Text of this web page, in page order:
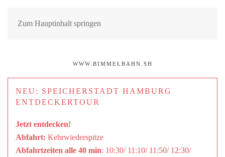
Zum Hauptinhalt springen
WWW.BIMMELBAHN.SH
NEU: SPEICHERSTADT HAMBURG
ENTDECKERTOUR
Jetzt entdecken!
Abfahrt: Kehrwiederspitze
Abfahrtzeiten alle 40 min: 10:30/ 11:10/ 11:50/ 12:30/